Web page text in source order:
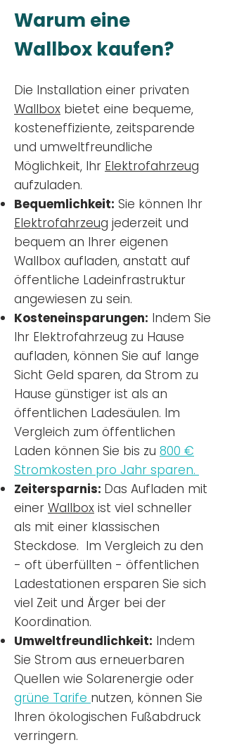
Warum eine
Wallbox kaufen?
Die Installation einer privaten
Wallbox bietet eine bequeme,
kosteneffiziente, zeitsparende
und umweltfreundliche
Möglichkeit, Ihr Elektrofahrzeug
aufzuladen.
Bequemlichkeit: Sie können Ihr
Elektrofahrzeug jederzeit und
bequem an Ihrer eigenen
Wallbox aufladen, anstatt auf
öffentliche Ladeinfrastruktur
angewiesen zu sein.
Kosteneinsparungen: Indem Sie
Ihr Elektrofahrzeug zu Hause
aufladen, können Sie auf lange
Sicht Geld sparen, da Strom zu
Hause günstiger ist als an
öffentlichen Ladesäulen. Im
Vergleich zum öffentlichen
Laden können Sie bis zu 800 €
Stromkosten pro Jahr sparen.
Zeitersparnis: Das Aufladen mit
einer Wallbox ist viel schneller
als mit einer klassischen
Steckdose. Im Vergleich zu den
- oft überfüllten - öffentlichen
Ladestationen ersparen Sie sich
viel Zeit und Ärger bei der
Koordination.
Umweltfreundlichkeit: Indem
Sie Strom aus erneuerbaren
Quellen wie Solarenergie oder
grüne Tarife nutzen, können Sie
Ihren ökologischen Fußabdruck
verringern.